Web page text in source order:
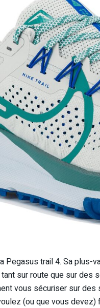
Pegasus trail 4. Sa plus-
sur route que sur des
vous sécuriser sur
(ou que vous devez)